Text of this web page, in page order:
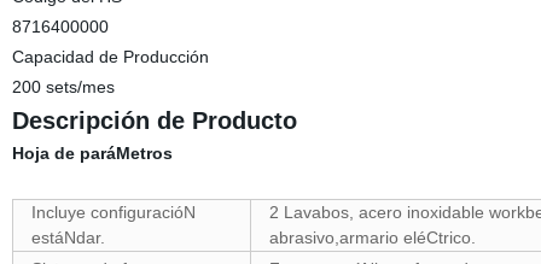
8716400000
Capacidad de Producción
200 sets/mes
Descripción de Producto
Hoja de paráMetros
Incluye configuracióN
estáNdar.
2 Lavabos, acero inoxidable
abrasivo,armario eléCtrico.